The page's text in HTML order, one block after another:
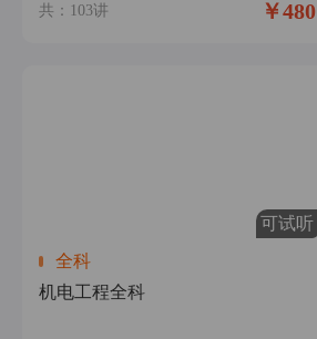
共：103讲 ￥480
可试听
全科
机电工程全科